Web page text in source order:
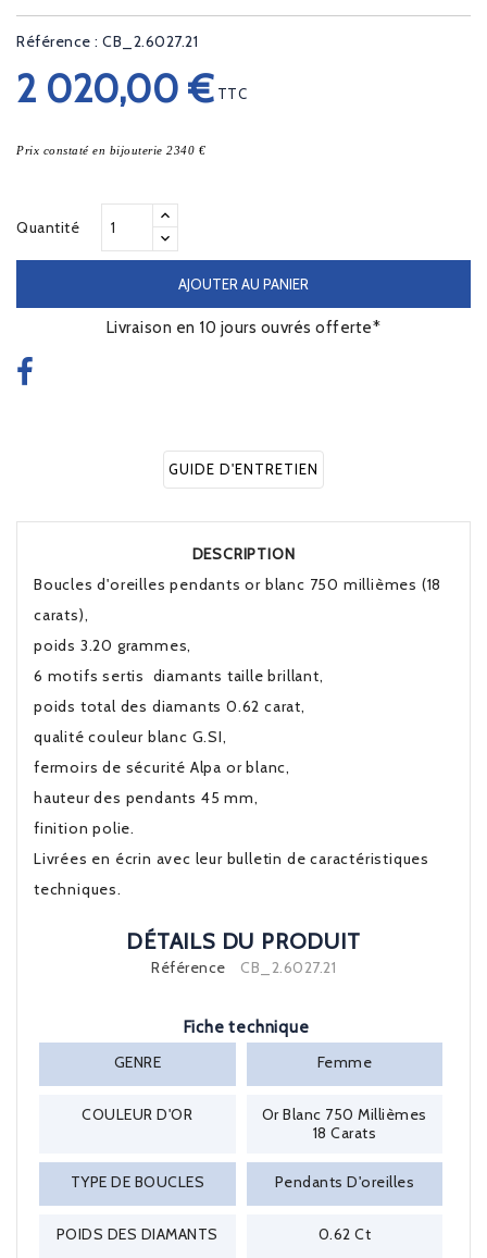
Référence : CB_2.6027.21
2 020,00 € TTC
Prix constaté en bijouterie 2340 €
Quantité
AJOUTER AU PANIER
Livraison en 10 jours ouvrés offerte*
GUIDE D'ENTRETIEN
DESCRIPTION
Boucles d'oreilles pendants or blanc 750 millièmes (18
carats),
poids 3.20 grammes,
6 motifs sertis diamants taille brillant,
poids total des diamants 0.62 carat,
qualité couleur blanc G.SI,
fermoirs de sécurité Alpa or blanc,
hauteur des pendants 45 mm,
finition polie.
Livrées en écrin avec leur bulletin de caractéristiques
techniques.
DÉTAILS DU PRODUIT
Référence CB_2.6027.21
Fiche technique
GENRE
Femme
COULEUR D'OR
Or Blanc 750 Millièmes
18 Carats
TYPE DE BOUCLES Pendants D'oreilles
POIDS DES DIAMANTS 0.62 Ct